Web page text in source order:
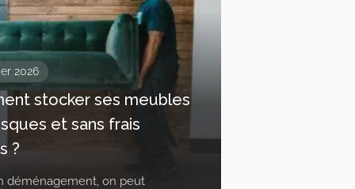
2026
stocker ses meubles
et sans frais
?
déménagement, on peut